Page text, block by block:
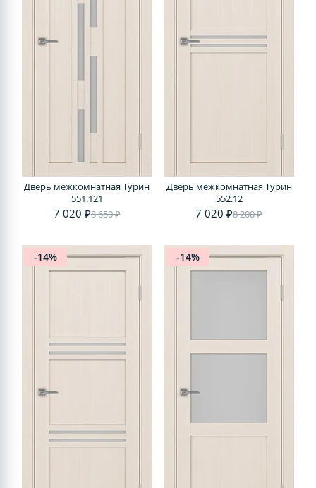
Дверь межкомнатная Турин
551.121
7 020 ₽8 650 ₽
Дверь межкомнатная Турин
552.12
7 020 ₽8 200 ₽
-14% -14%